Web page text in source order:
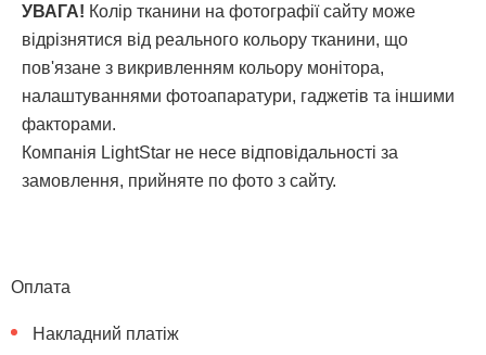
УВАГА! Колір тканини на фотографії сайту може
відрізнятися від реального кольору тканини, що
пов'язане з викривленням кольору монітора,
налаштуваннями фотоапаратури, гаджетів та іншими
факторами.
Компанія LightStar не несе відповідальності за
замовлення, прийняте по фото з сайту.
Оплата
Накладний платіж